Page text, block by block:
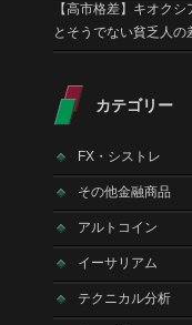
【高市格差】キオク
とそうでない貧乏人の
カテゴリー
FX・シストレ
その他金融商品
アルトコイン
イーサリアム
テクニカル分析